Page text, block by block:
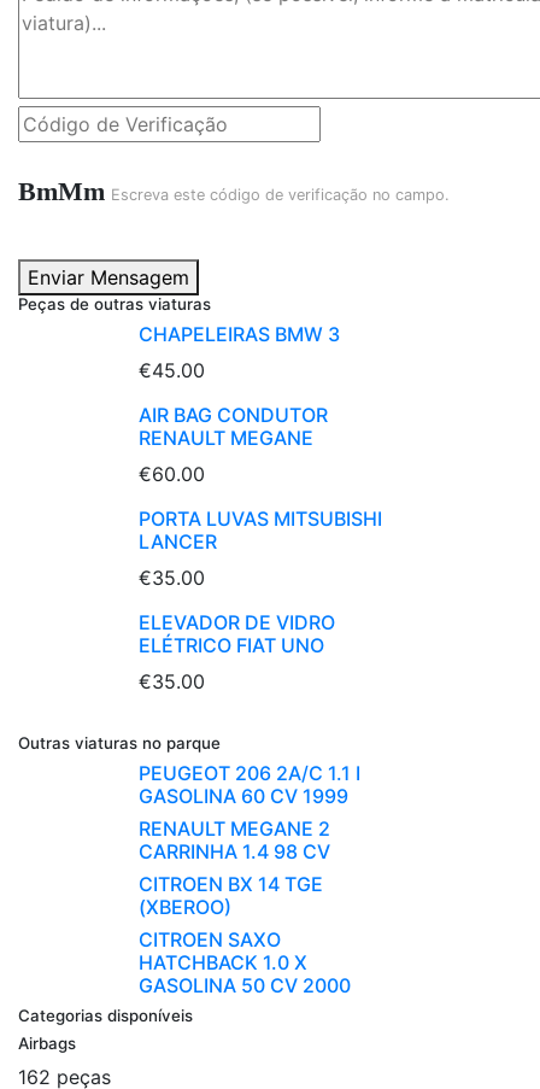
BmMm Escreva este código de verificação no campo.
Enviar Mensagem
Peças de outras viaturas
CHAPELEIRAS BMW 3
€45.00
AIR BAG CONDUTOR
RENAULT MEGANE
€60.00
PORTA LUVAS MITSUBISHI
LANCER
€35.00
ELEVADOR DE VIDRO
ELÉTRICO FIAT UNO
€35.00
Outras viaturas no parque
PEUGEOT 206 2A/C 1.1 I
GASOLINA 60 CV 1999
RENAULT MEGANE 2
CARRINHA 1.4 98 CV
CITROEN BX 14 TGE
(XBEROO)
CITROEN SAXO
HATCHBACK 1.0 X
GASOLINA 50 CV 2000
Categorias disponíveis
Airbags
162 peças